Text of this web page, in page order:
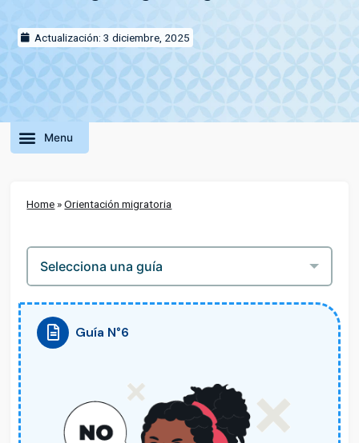
Actualización: 3 diciembre, 2025
Home »Orientación migratoria
Guía N°6